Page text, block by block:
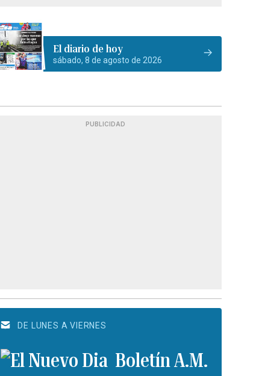
El diario de hoy
sábado, 8 de agosto de 2026
PUBLICIDAD
DE LUNES A VIERNES
Boletín A.M.